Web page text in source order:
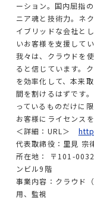
ーション。国内屈指
ニア魂と技術力。ネ
イブリッドな会社と
いお客様を支援してい
我々は、クラウドを
ると信じています。
を効率化して、本来
間を割けるはずです
っているものだけに
お客様にライセンス
＜詳細：URL＞
代表取締役：里見 宗
所在地： 〒101-
ンビル9階
事業内容：クラウド
用、監視